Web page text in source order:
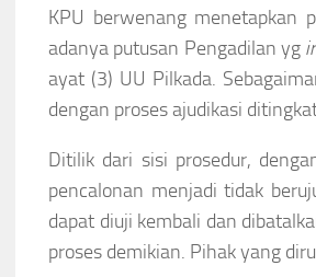
KPU berwenang menetapkan
adanya putusan Pengadilan yg
ayat (3) UU Pilkada.
dengan proses ajudikasi
Ditilik dari sisi prosedur,
pencalonan menjadi tidak
dapat diuji kembali dan
proses demikian. Pihak yang